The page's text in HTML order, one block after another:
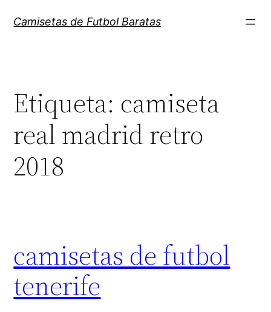
Camisetas de Futbol Baratas
Etiqueta: camiseta
real madrid retro
2018
camisetas de futbol
tenerife